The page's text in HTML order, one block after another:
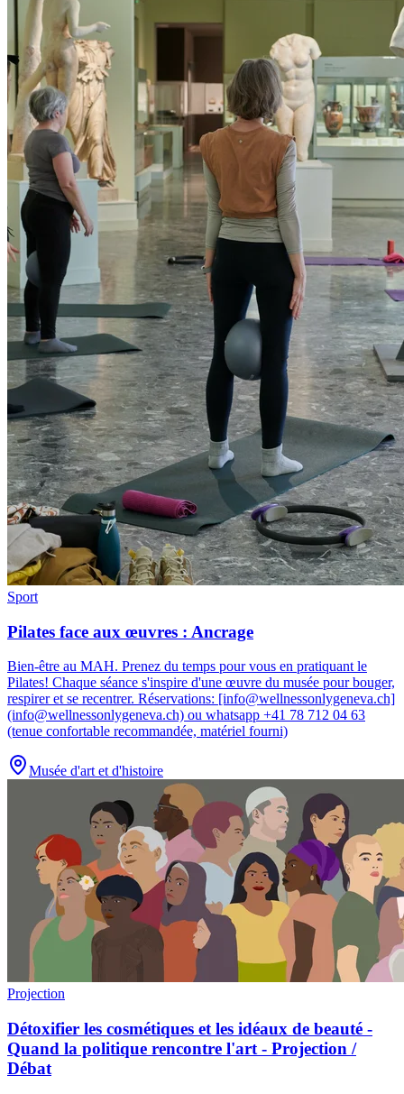
Sport
Pilates face aux œuvres : Ancrage
Bien-être au MAH. Prenez du temps pour vous en pratiquant le
Pilates! Chaque séance s'inspire d'une œuvre du musée pour bouger,
respirer et se recentrer. Réservations: [info@wellnessonlygeneva.ch]
(info@wellnessonlygeneva.ch) ou whatsapp +41 78 712 04 63
(tenue confortable recommandée, matériel fourni)
Musée d'art et d'histoire
Projection
Détoxifier les cosmétiques et les idéaux de beauté -
Quand la politique rencontre l'art - Projection /
Débat